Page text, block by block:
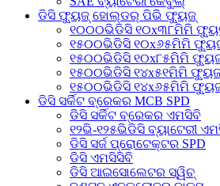
ଡିସି ଫ୍ୟୁଜ୍ ହୋଲ୍ଡର୍ ପିଭି ଫ୍ୟୁଜ୍
୧୦୦୦ଭିଡିସି ୧୦x୩୮ମିମି
୧୫୦୦ଭିଡିସି ୧୦x୬୫ମିମି
୧୫୦୦ଭିଡିସି ୧୦x୮୫ମିମି
୧୫୦୦ଭିଡିସି ୧୪x୫୧ମିମି
୧୫୦୦ଭିଡିସି ୧୪x୬୫ମିମି
ଡିସି ସର୍କିଟ ବ୍ରେକର MCB SPD
ଡିସି ସର୍କିଟ ବ୍ରେକର ଏମସିବି
୧୨ଭି-୧୨୫ଭିଡିସି ବ୍ୟାଟେରୀ
ଡିସି ସର୍ଜ ପ୍ରୋଟେକ୍ଟର SPD
ଡିସି ଏମସିସିବି
ଡିସି ଆଇସୋଲେଟର ସ୍ୱିଚ୍